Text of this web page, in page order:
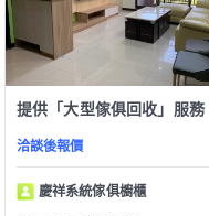
提供「大型傢俱回收」服務
洽談後報價
慶祥系統傢俱櫥櫃